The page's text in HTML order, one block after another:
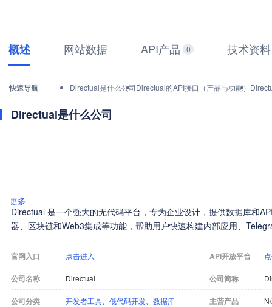
概述 网站数据 API产品 0 技术资料
快速导航 Directual是什么公司Directual的API接口（产品与功能）
Directual是什么公司
更多
Directual 是一个强大的无代码平台，专为企业设计，提供数据库和
器、区块链和Web3集成等功能，帮助用户快速构建内部应用、
官网入口 点击进入 API开放平台
公司名称 Directual 公司简称
公司分类 开发者工具 低代码开发 数据库 主营产品